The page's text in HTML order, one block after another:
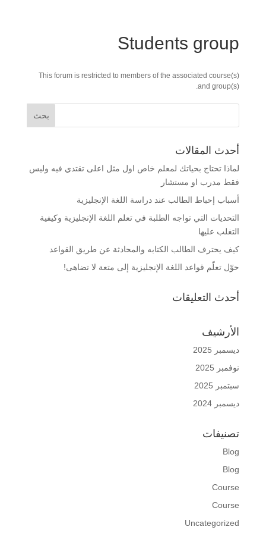
Students group
This forum is restricted to members of the associated course(s)
and group(s).
أحدث المقالات
لماذا تحتاج بحياتك لمعلم خاص اول مثل اعلى تقتدي فيه وليس
فقط مدرب او مستشار
أسباب إحباط الطالب عند دراسة اللغة الإنجليزية
التحديات التي تواجه الطلبة في تعلم اللغة الإنجليزية وكيفية
التغلب عليها
كيف يحترف الطالب الكتابه والمحادثة عن طريق القواعد
حوّل تعلّم قواعد اللغة الإنجليزية إلى متعة لا تضاهى!
أحدث التعليقات
الأرشيف
ديسمبر 2025
نوفمبر 2025
سبتمبر 2025
ديسمبر 2024
تصنيفات
Blog
Blog
Course
Course
Uncategorized